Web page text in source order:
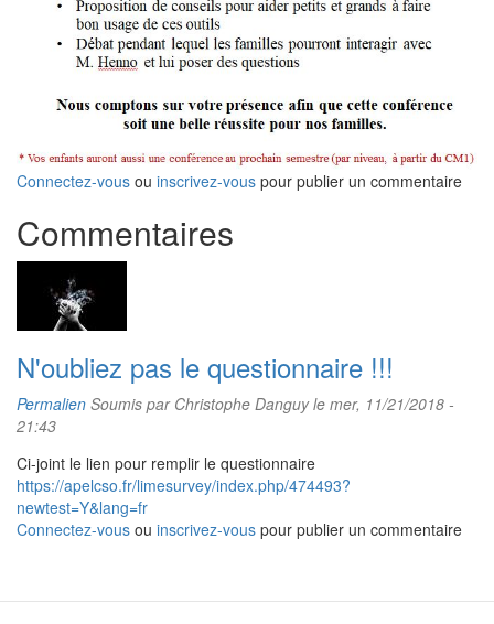
Connectez-vous ou inscrivez-vous pour publier un commentaire
Commentaires
N'oubliez pas le questionnaire !!!
Permalien Soumis par Christophe Danguyle mer, 11/21/2018 -
21:43
Ci-joint le lien pour remplir le questionnaire
https://apelcso.fr/limesurvey/index.php/474493?
newtest=Y&lang=fr
Connectez-vous ou inscrivez-vous pour publier un commentaire